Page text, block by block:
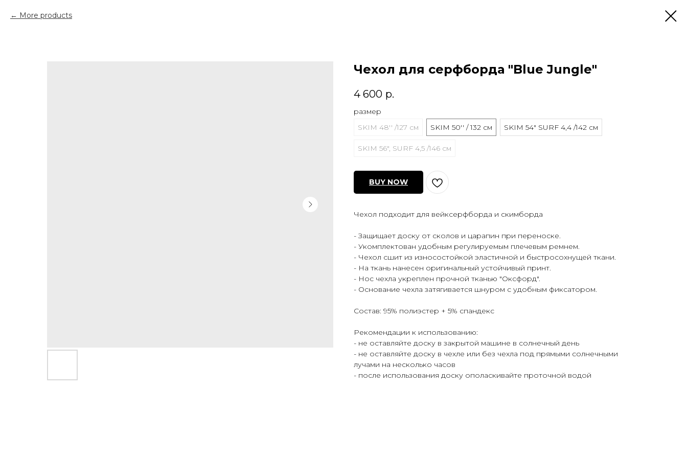
More products
Чехол для серфборда "Blue Jungle"
4 600 р.
размер
SKIM 48'' /127 см
SKIM 50'' / 132 см SKIM 54" SURF 4,4 /142 см
SKIM 56", SURF 4,5 /146 см
BUY NOW
Чехол подходит для вейксерфборда и скимборда
- Защищает доску от сколов и царапин при переноске.
- Укомплектован удобным регулируемым плечевым ремнем.
- Чехол сшит из износостойкой эластичной и быстросохнущей ткани.
- На ткань нанесен оригинальный устойчивый принт.
- Нос чехла укреплен прочной тканью "Оксфорд".
- Основание чехла затягивается шнуром с удобным фиксатором.
Cостав: 95% полиэстер + 5% спандекс
Рекомендации к использованию:
- не оставляйте доску в закрытой машине в солнечный день
- не оставляйте доску в чехле или без чехла под прямыми солнечными
лучами на несколько часов
- после использования доску ополаскивайте проточной водой